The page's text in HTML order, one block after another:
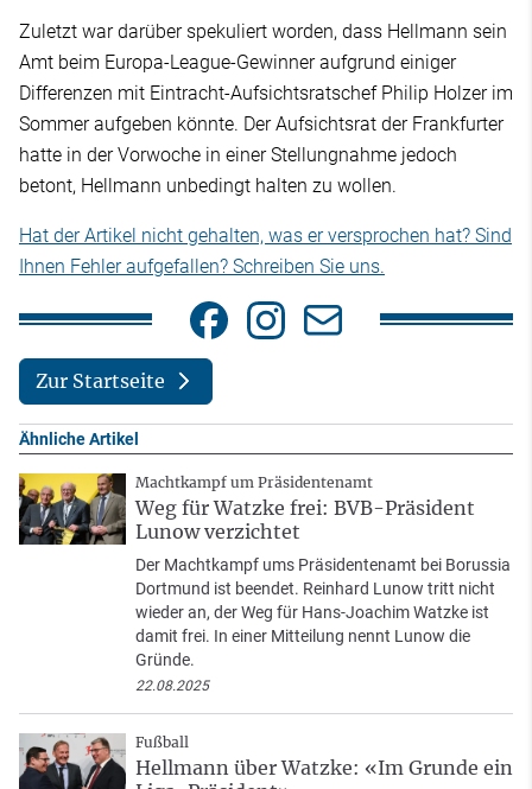
Zuletzt war darüber spekuliert worden, dass Hellmann sein
Amt beim Europa-League-Gewinner aufgrund einiger
Differenzen mit Eintracht-Aufsichtsratschef Philip Holzer im
Sommer aufgeben könnte. Der Aufsichtsrat der Frankfurter
hatte in der Vorwoche in einer Stellungnahme jedoch
betont, Hellmann unbedingt halten zu wollen.
Hat der Artikel nicht gehalten, was er versprochen hat? Sind
Ihnen Fehler aufgefallen? Schreiben Sie uns.
Zur Startseite
Ähnliche Artikel
Machtkampf um Präsidentenamt
Weg für Watzke frei: BVB-Präsident
Lunow verzichtet
Der Machtkampf ums Präsidentenamt bei Borussia
Dortmund ist beendet. Reinhard Lunow tritt nicht
wieder an, der Weg für Hans-Joachim Watzke ist
damit frei. In einer Mitteilung nennt Lunow die
Gründe.
22.08.2025
Fußball
Hellmann über Watzke: «Im Grunde ein